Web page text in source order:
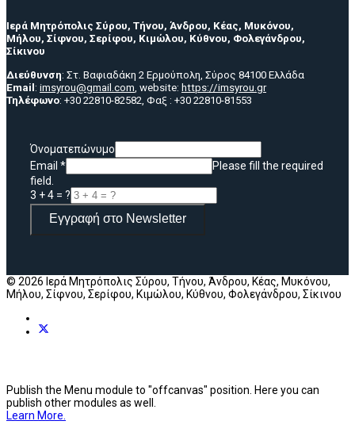
Ιερά Μητρόπολις Σύρου, Τήνου, Άνδρου, Κέας, Μυκόνου,
Μήλου, Σίφνου, Σερίφου, Κιμώλου, Κύθνου, Φολεγάνδρου,
Σίκινου
Διεύθυνση: Στ. Βαφιαδάκη 2 Ερμούπολη, Σύρος 84100 Ελλάδα
Email : imsyrou@gmail.com, website: https://imsyrou.gr
Τηλέφωνο: +30 22810-82582, Φαξ : +30 22810-81553
Όνοματεπώνυμο
Email *
Please fill the required
field.
3 + 4 = ?
Εγγραφή στο Newsletter
© 2026 Ιερά Μητρόπολις Σύρου, Τήνου, Άνδρου, Κέας, Μυκόνου,
Μήλου, Σίφνου, Σερίφου, Κιμώλου, Κύθνου, Φολεγάνδρου, Σίκινου
Publish the Menu module to "offcanvas" position. Here you can
publish other modules as well.
Learn More.